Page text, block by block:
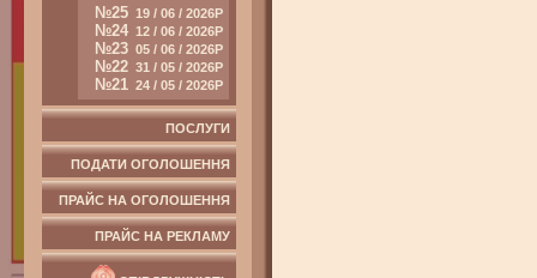
№25 19 / 06 / 2026Р
№24 12 / 06 / 2026Р
№23 05 / 06 / 2026Р
№22 31 / 05 / 2026Р
№21 24 / 05 / 2026Р
ПОСЛУГИ
ПОДАТИ ОГОЛОШЕННЯ
ПРАЙС НА ОГОЛОШЕННЯ
ПРАЙС НА РЕКЛАМУ